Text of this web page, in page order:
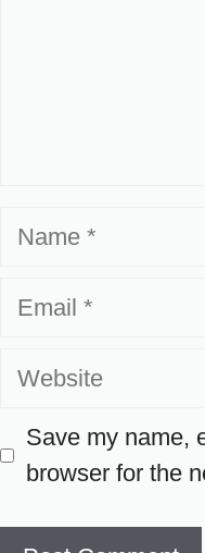
Name
Email
Website
Save my name,
browser for the